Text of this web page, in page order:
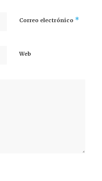
Correo electrónico *
Web